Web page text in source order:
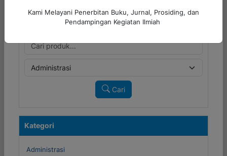
Cari Produk
Cari
Kategori
Administrasi
Kami Melayani Penerbitan Buku, Jurnal, Prosiding, dan
Pendampingan Kegiatan Ilmiah